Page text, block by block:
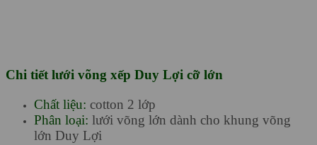
Chi tiết lưới võng xếp Duy Lợi cỡ lớn
Chất liệu: cotton 2 lớp
Phân loại: lưới võng lớn dành cho khung võng
lớn Duy Lợi